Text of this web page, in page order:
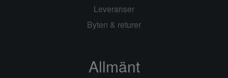
Leveranser
Byten & returer
Allmänt